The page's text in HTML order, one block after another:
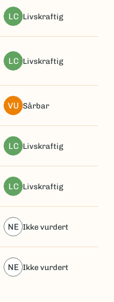
LC livskraftig
LC livskraftig
VU sårbar
LC livskraftig
LC livskraftig
NE ikke vurdert
NE ikke vurdert